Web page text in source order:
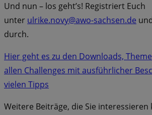
Und nun – los geht’s! Registriert Euch
unter ulrike.novy@awo-sachsen.de
durch.
Hier geht es zu den Downloads,
allen Challenges mit ausführlicher
vielen Tipps
Weitere Beiträge, die Sie interessieren